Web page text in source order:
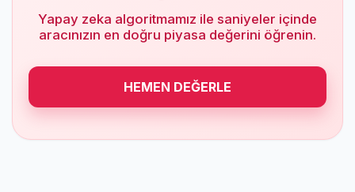
Yapay zeka algoritmamız ile saniyeler içinde
aracınızın en doğru piyasa değerini öğrenin.
HEMEN DEĞERLE